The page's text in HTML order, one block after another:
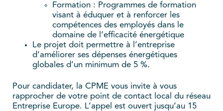
Formation : Programmes de formation
visant à éduquer et à renforcer les
compétences des employés dans le
domaine de l’efficacité énergétique
Le projet doit permettre à l’entreprise
d’améliorer ses dépenses énergétiques
globales d’un minimum de 5 %.
Pour candidater, la CPME vous invite à vous
rapprocher de votre point de contact local du réseau
Entreprise Europe. L’appel est ouvert jusqu’au 15